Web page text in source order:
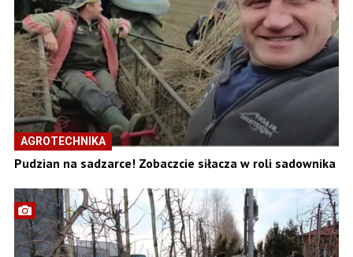
AGROTECHNIKA
Pudzian na sadzarce! Zobaczcie siłacza w roli sadownika